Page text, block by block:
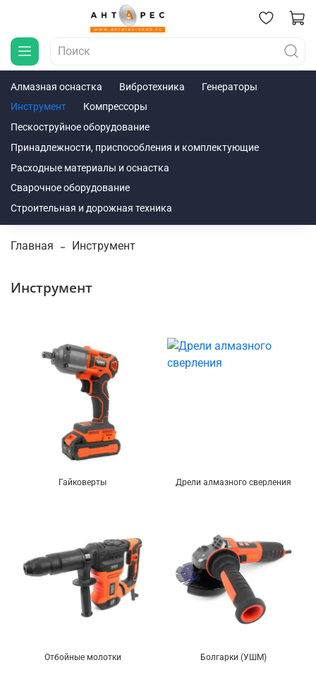
Алмазная оснастка Вибротехника
Генераторы
Инструмент
Компрессоры
Пескоструйное оборудование
Принадлежности, приспособления и комплектующие
Расходные материалы и оснастка
Сварочное оборудование
Строительная и дорожная техника
Главная Инструмент
Инструмент
Гайковерты Дрели алмазного сверления
Отбойные молотки Болгарки (УШМ)